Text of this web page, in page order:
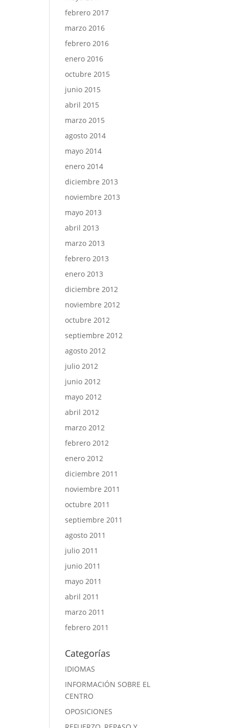
febrero 2017
marzo 2016
febrero 2016
enero 2016
octubre 2015
junio 2015
abril 2015
marzo 2015
agosto 2014
mayo 2014
enero 2014
diciembre 2013
noviembre 2013
mayo 2013
abril 2013
marzo 2013
febrero 2013
enero 2013
diciembre 2012
noviembre 2012
octubre 2012
septiembre 2012
agosto 2012
julio 2012
junio 2012
mayo 2012
abril 2012
marzo 2012
febrero 2012
enero 2012
diciembre 2011
noviembre 2011
octubre 2011
septiembre 2011
agosto 2011
julio 2011
junio 2011
mayo 2011
abril 2011
marzo 2011
febrero 2011
Categorías
IDIOMAS
INFORMACIÓN SOBRE EL
CENTRO
OPOSICIONES